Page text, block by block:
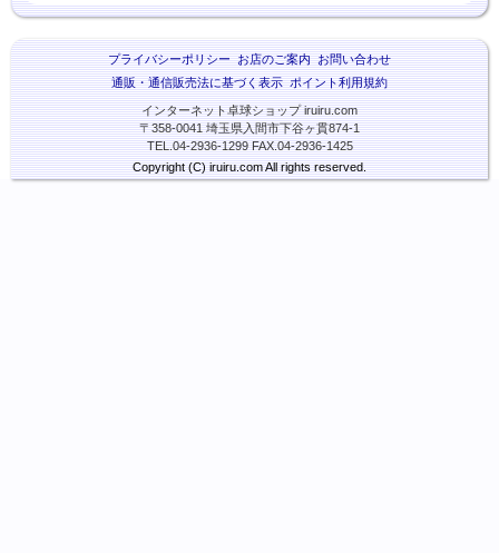
プライバシーポリシー お店のご案内 お問い合わせ
通販・通信販売法に基づく表示 ポイント利用規約
インターネット卓球ショップ iruiru.com
〒358-0041 埼玉県入間市下谷ヶ貫874-1
TEL.04-2936-1299 FAX.04-2936-1425
Copyright (C) iruiru.com All rights reserved.